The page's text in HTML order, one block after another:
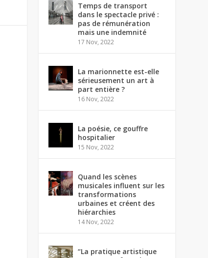
Temps de transport
dans le spectacle privé :
pas de rémunération
mais une indemnité
17 Nov, 2022
La marionnette est-elle
sérieusement un art à
part entière ?
16 Nov, 2022
La poésie, ce gouffre
hospitalier
15 Nov, 2022
Quand les scènes
musicales influent sur les
transformations
urbaines et créent des
hiérarchies
14 Nov, 2022
“La pratique artistique